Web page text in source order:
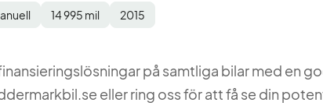
14 995 mil 2015
på samtliga bilar med en
eller ring oss för att få se din